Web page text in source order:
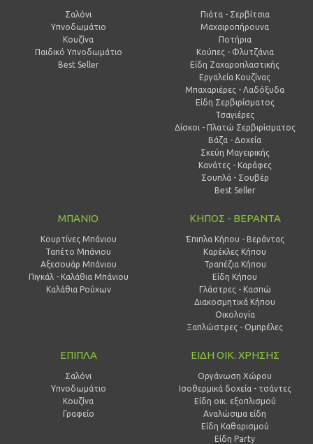
Σαλόνι
Υπνοδωμάτιο
Κουζίνα
Παιδικό Υπνοδωμάτιο
Best Seller
Πιάτα - Σερβίτσια
Μαχαιροπήρουνα
Ποτήρια
Κούπες - Φλυτζάνια
Είδη Ζαχαροπλαστικής
Εργαλεία Κουζίνας
Μπαχαριέρες - Λαδόξυδα
Είδη Σερβιρίσματος
Τσαγιέρες
Δίσκοι - Πλατώ Σερβιρίσματος
Βάζα - Δοχεία
Σκεύη Μαγειρικής
Κανάτες - Καράφες
Σουπλά - Σουβέρ
Best Seller
ΜΠΑΝΙΟ
Κουρτίνες Μπάνιου
Ταπέτο Μπάνιου
Αξεσουάρ Μπάνιου
Πιγκάλ - Καλάθια Μπάνιου
Καλάθια Ρούχων
ΚΗΠΟΣ - ΒΕΡΑΝΤΑ
Έπιπλα Κήπου - Βεράντας
Καρέκλες Κήπου
Τραπέζια Κήπου
Είδη Κήπου
Γλάστρες - Κασπώ
Διακοσμητικά Κήπου
Οικολογία
Ξαπλώστρες - Ομπρέλες
ΕΠΙΠΛΑ
Σαλόνι
Υπνοδωμάτιο
Κουζίνα
Γραφείο
ΕΙΔΗ ΟΙΚ. ΧΡΗΣΗΣ
Οργάνωση Χώρου
Ισοθερμικά δοχεία - τσάντες
Είδη οικ. εξοπλισμού
Αναλώσιμα είδη
Είδη Καθαρισμού
Είδη Party